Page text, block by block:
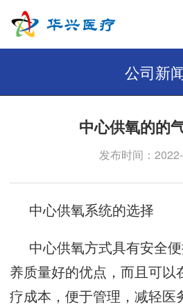
公司新
中心供氧的的
发布时间：
中心供氧系统的选择
中心供氧方式具有安全
养质量好的优点，而且可以
疗成本，便于管理，减轻医